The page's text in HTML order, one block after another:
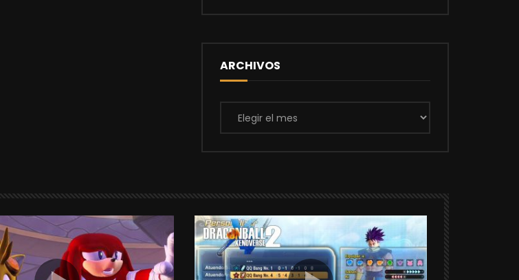
ARCHIVOS
Archivos